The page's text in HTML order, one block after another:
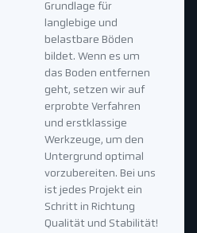
Grundlage für
langlebige und
belastbare Böden
bildet. Wenn es um
das Boden entfernen
geht, setzen wir auf
erprobte Verfahren
und erstklassige
Werkzeuge, um den
Untergrund optimal
vorzubereiten. Bei uns
ist jedes Projekt ein
Schritt in Richtung
Qualität und Stabilität!